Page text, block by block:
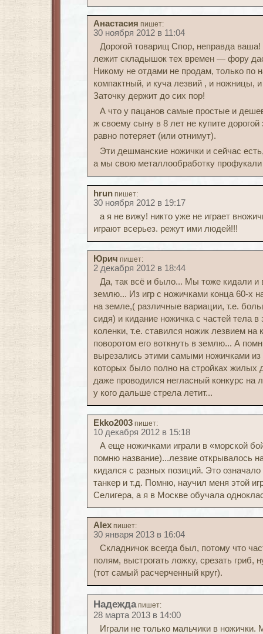
Анастасия пишет:
30 ноября 2012 в 11:04
Дорогой товарищ Спор, неправда
лежит складышок тех времен — фору
Никому не отдами не продам, только по
компактный, и куча лезвий , и ножницы,
Заточку держит до сих пор!
А что у пацанов самые простые и
ж своему сыну в 8 лет не купите
равно потеряет (или отнимут).
Эти дешманские ножички и сейчас
а мы свою металлообработку
hrun пишет:
30 ноября 2012 в 19:17
а я не вижу! никто уже не играет
играют всерьез. режут ими людей!!!
Юрич пишет:
2 декабря 2012 в 18:44
Да, так всё и было... Мы тоже кидали и
землю... Из игр с ножичками конца 60-х
на земле,( различные вариации, т.е.
сидя) и кидание ножичка с частей тела
коленки, т.е. ставился ножик лезвием
поворотом его воткнуть в землю... А
вырезались этими самыми ножичками
которых было полно на стройках жилых
даже проводился негласный конкурс на
у кого дальше стрела летит...
Ekko2003 пишет:
10 декабря 2012 в 15:18
А еще ножичками играли в «морской
помню название)...лезвие открывалось
кидался с разных позиций. Это
танкер и т.д. Помню, научил меня этой
Селигера, а я в Москве обучала
Alex пишет:
30 января 2013 в 16:04
Складничок всегда был, потому что
полям, выстрогать ложку, срезать гриб,
(тот самый расчерченный круг).
Надежда пишет:
28 марта 2013 в 14:00
Играли не только мальчики в